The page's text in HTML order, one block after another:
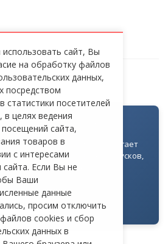
часть цифровой экосистемы
всех объектов доступна
через Telegram. Она помогает
выдачу гостевых пропусков,
территорию и оперативно
→
сайт, Вы
на обработку файлов
данных,
посредством
статистики посетителей
в целях ведения
посещений сайта,
товаров в
с интересами
сайта. Если Вы не
Ваши
данные
просим отключить
cookies и сбор
данных в